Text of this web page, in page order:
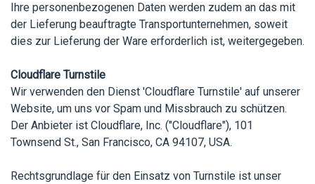
Ihre personenbezogenen Daten werden zudem an das mit
der Lieferung beauftragte Transportunternehmen, soweit
dies zur Lieferung der Ware erforderlich ist, weitergegeben.
Cloudflare Turnstile
Wir verwenden den Dienst 'Cloudflare Turnstile' auf unserer
Website, um uns vor Spam und Missbrauch zu schützen.
Der Anbieter ist Cloudflare, Inc. ("Cloudflare"), 101
Townsend St., San Francisco, CA 94107, USA.
Rechtsgrundlage für den Einsatz von Turnstile ist unser